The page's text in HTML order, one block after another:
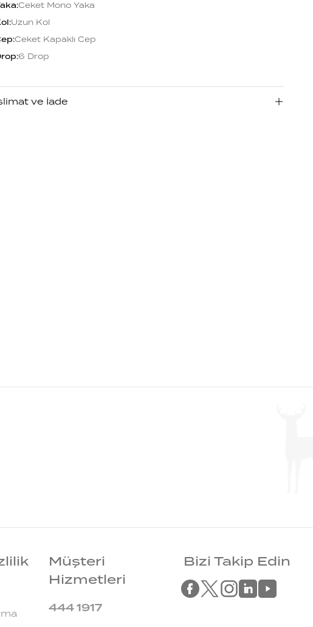
:Ceket Mono Yaka
:Uzun Kol
:Ceket Kapaklı Cep
:6 Drop
ve İade
Müşteri
Hizmetleri
444 1917
Bizi Takip Edin